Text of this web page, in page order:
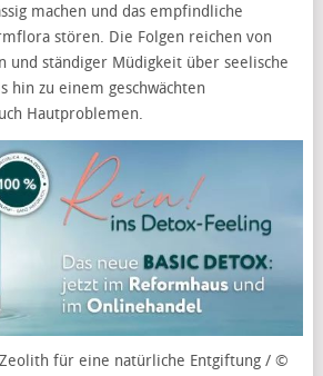
machen und das empfindliche
stören. Die Folgen reichen von
und ständiger Müdigkeit über seelische
hin zu einem geschwächten
Hautproblemen.
für eine natürliche Entgiftung / ©